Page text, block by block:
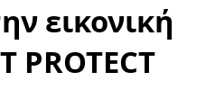
εικονική
PROTECT